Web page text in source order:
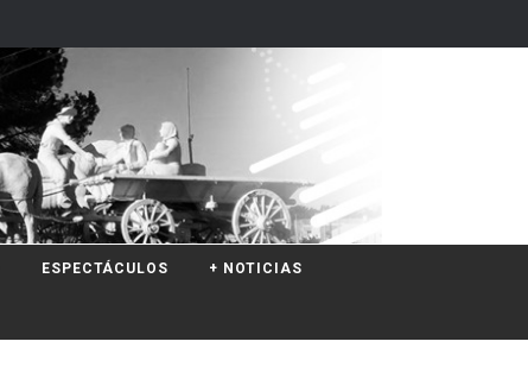
ESPECTÁCULOS + NOTICIAS